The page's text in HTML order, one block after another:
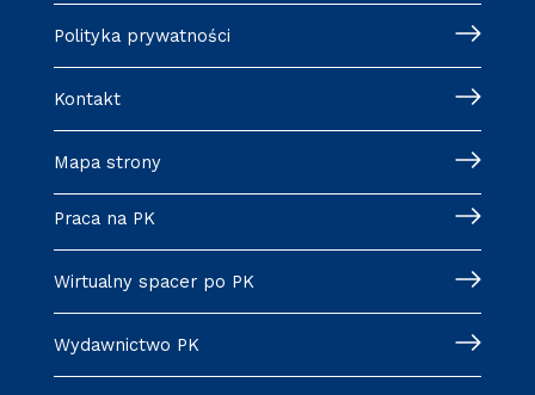
Polityka prywatności
Kontakt
Mapa strony
Praca na PK
Wirtualny spacer po PK
Wydawnictwo PK